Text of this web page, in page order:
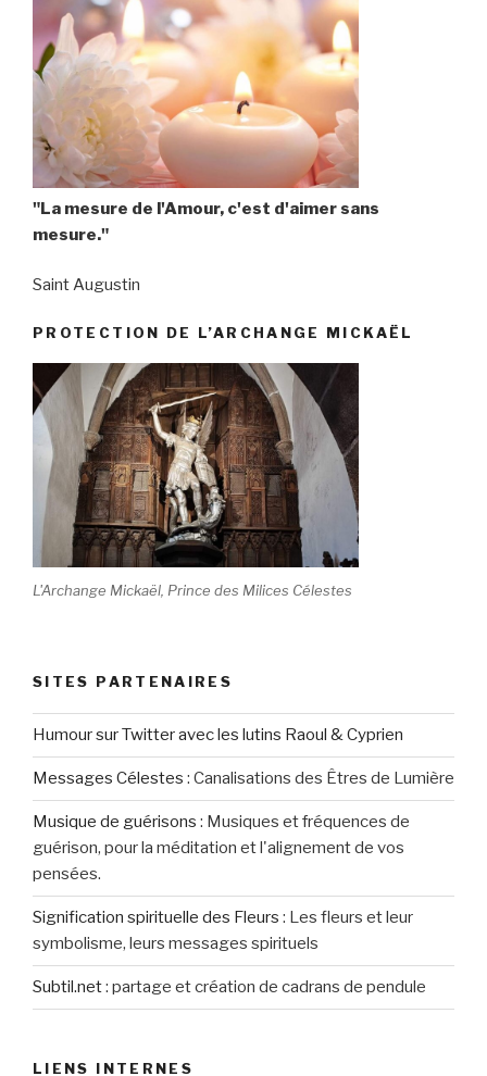
"La mesure de l'Amour, c'est d'aimer sans
mesure."
Saint Augustin
PROTECTION DE L’ARCHANGE MICKAËL
L'Archange Mickaël, Prince des Milices Célestes
SITES PARTENAIRES
Humour sur Twitter avec les lutins Raoul & Cyprien
Messages Célestes : Canalisations des Êtres de Lumière
Musique de guérisons : Musiques et fréquences de
guérison, pour la méditation et l'alignement de vos
pensées.
Signification spirituelle des Fleurs : Les fleurs et leur
symbolisme, leurs messages spirituels
Subtil.net: partage et création de cadrans de pendule
LIENS INTERNES